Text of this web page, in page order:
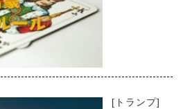
[トランプ]